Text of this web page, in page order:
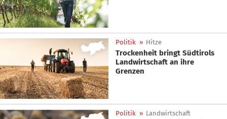
Politik » Hitze
Trockenheit bringt Südtirols
Landwirtschaft an ihre
Grenzen
Politik » Landwirtschaft